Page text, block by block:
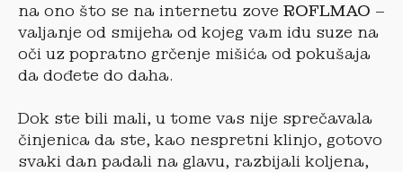
na ono što se na internetu zove ROFLMAO –
valjanje od smijeha od kojeg vam idu suze na
oči uz popratno grčenje mišića od pokušaja
da dođete do daha.
Dok ste bili mali, u tome vas nije sprečavala
činjenica da ste, kao nespretni klinjo, gotovo
svaki dan padali na glavu, razbijali koljena,